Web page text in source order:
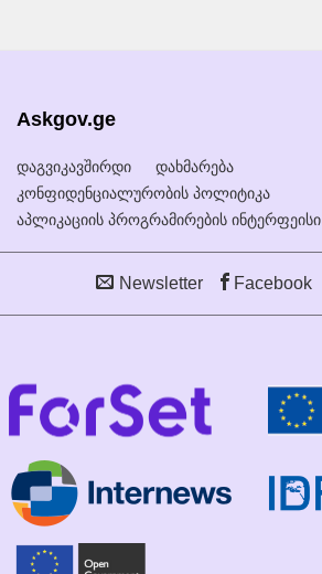
Askgov.ge
დაგვიკავშირდი
დახმარება
კონფიდენციალურობის პოლიტიკა
აპლიკაციის პროგრამირების ინტერფეისი
Newsletter Facebook